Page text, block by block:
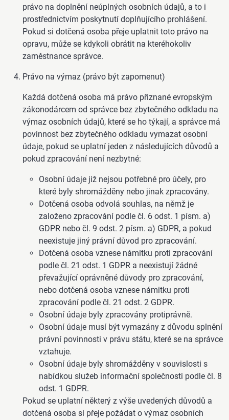
právo na doplnění neúplných osobních údajů, a to i
prostřednictvím poskytnutí doplňujícího prohlášení.
Pokud si dotčená osoba přeje uplatnit toto právo na
opravu, může se kdykoli obrátit na kteréhokoliv
zaměstnance správce.
Právo na výmaz (právo být zapomenut)
Každá dotčená osoba má právo přiznané evropským
zákonodárcem od správce bez zbytečného odkladu na
výmaz osobních údajů, které se ho týkají, a správce má
povinnost bez zbytečného odkladu vymazat osobní
údaje, pokud se uplatní jeden z následujících důvodů a
pokud zpracování není nezbytné:
Osobní údaje již nejsou potřebné pro účely, pro
které byly shromážděny nebo jinak zpracovány.
Dotčená osoba odvolá souhlas, na němž je
založeno zpracování podle čl. 6 odst. 1 písm. a)
GDPR nebo čl. 9 odst. 2 písm. a) GDPR, a pokud
neexistuje jiný právní důvod pro zpracování.
Dotčená osoba vznese námitku proti zpracování
podle čl. 21 odst. 1 GDPR a neexistují žádné
převažující oprávněné důvody pro zpracování,
nebo dotčená osoba vznese námitku proti
zpracování podle čl. 21 odst. 2 GDPR.
Osobní údaje byly zpracovány protiprávně.
Osobní údaje musí být vymazány z důvodu splnění
právní povinnosti v právu státu, které se na správce
vztahuje.
Osobní údaje byly shromážděny v souvislosti s
nabídkou služeb informační společnosti podle čl. 8
odst. 1 GDPR.
Pokud se uplatní některý z výše uvedených důvodů a
dotčená osoba si přeje požádat o výmaz osobních